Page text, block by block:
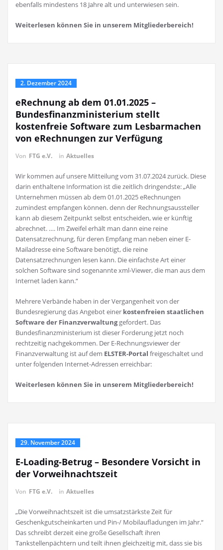
ebenfalls mindestens 18 Jahre alt und unterwiesen sein.
Weiterlesen können Sie in unserem Mitgliederbereich!
2. Dezember 2024
eRechnung ab dem 01.01.2025 –
Bundesfinanzministerium stellt
kostenfreie Software zum Lesbarmachen
von eRechnungen zur Verfügung
Von FTG e.V. in Aktuelles
Wir kommen auf unsere Mitteilung vom 31.07.2024 zurück. Diese
darin enthaltene Information ist die zeitlich dringendste:„Alle
Unternehmen müssen ab dem 01.01.2025 eRechnungen
zumindest empfangen können. denn der Rechnungsaussteller
kann ab diesem Zeitpunkt selbst entscheiden, wie er künftig
abrechnet. …. Im Zweifel erhält man dann eine reine
Datensatzrechnung, für deren Empfang man neben einer E-
Mailadresse eine Software benötigt, die reine
Datensatzrechnungen lesen kann. Die einfachste Art einer
solchen Software sind sogenannte xml-Viewer, die man aus dem
Internet laden kann.“
Mehrere Verbände haben in der Vergangenheit von der
Bundesregierung das Angebot einer kostenfreien staatlichen
Software der Finanzverwaltunggefordert. Das
Bundesfinanzministerium ist dieser Forderung jetzt noch
rechtzeitig nachgekommen. Der E-Rechnungsviewer der
Finanzverwaltung ist auf dem ELSTER-Portal freigeschaltet und
unter folgenden Internet-Adressen erreichbar:
Weiterlesen können Sie in unserem Mitgliederbereich!
29. November 2024
E-Loading-Betrug – Besondere Vorsicht in
der Vorweihnachtszeit
Von FTG e.V. in Aktuelles
„Die Vorweihnachtszeit ist die umsatzstärkste Zeit für
Geschenkgutscheinkarten und Pin-/ Mobilaufladungen im Jahr.“
Das schreibt derzeit eine große Gesellschaft ihren
Tankstellenpächtern und teilt ihnen gleichzeitig mit, dass sie bis